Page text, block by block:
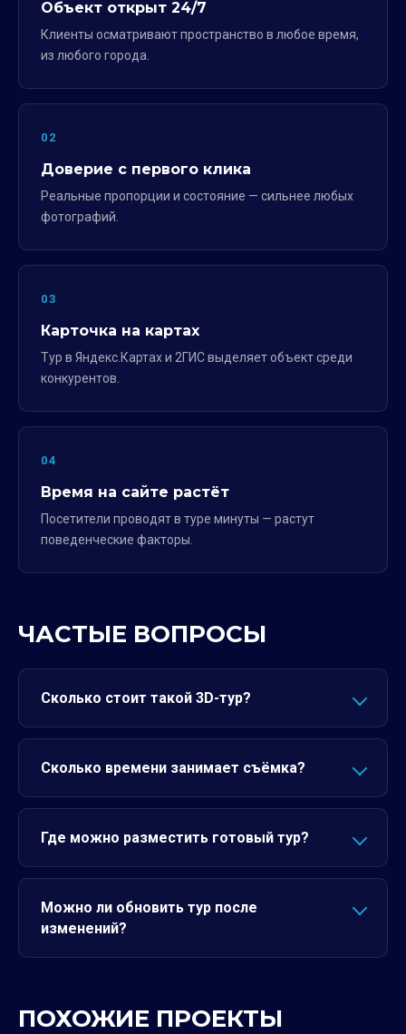
Объект открыт 24/7
Клиенты осматривают пространство в любое время,
из любого города.
02
Доверие с первого клика
Реальные пропорции и состояние — сильнее любых
фотографий.
03
Карточка на картах
Тур в Яндекс.Картах и 2ГИС выделяет объект среди
конкурентов.
04
Время на сайте растёт
Посетители проводят в туре минуты — растут
поведенческие факторы.
ЧАСТЫЕ ВОПРОСЫ
Сколько стоит такой 3D-тур?
Сколько времени занимает съёмка?
Где можно разместить готовый тур?
Можно ли обновить тур после
изменений?
ПОХОЖИЕ ПРОЕКТЫ